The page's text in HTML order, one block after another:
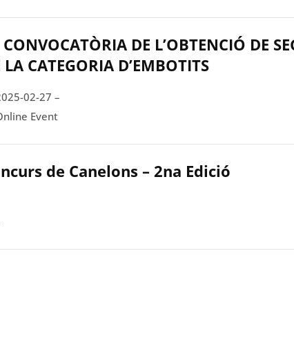
DE L’OBTENCIÓ DE
LA CATEGORIA D’EMBOTITS
02-27 –
Event
de Canelons – 2na Edició